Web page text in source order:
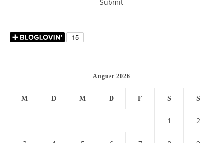
August 2026
M D M D F S S
1 2